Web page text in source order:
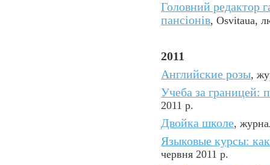
Головний редактор
пансіонів, Osvitaua,
2011
Английские розы,
Учеба за границей:
2011 р.
Двойка школе,
Языковые курсы:
червня 2011 р.